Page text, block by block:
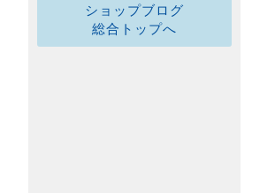
ショップブログ
総合トップへ